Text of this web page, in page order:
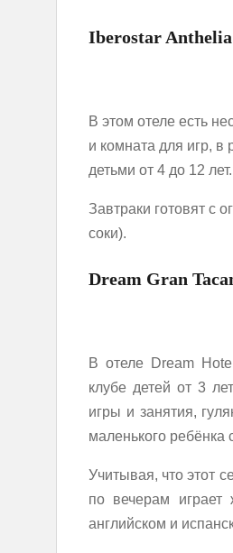
Iberostar
В этом отеле есть
и комната для игр,
детьми от 4 до 12
Завтраки готовят с
соки).
Dream Gran
В отеле Dream
клубе детей от 3
игры и занятия,
маленького
Учитывая, что этот
по вечерам играет
английском и